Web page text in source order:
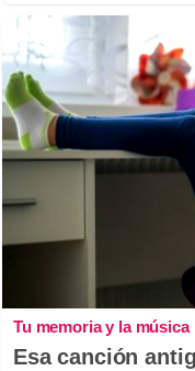
Tu memoria y la música
Esa canción